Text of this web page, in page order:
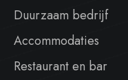
Duurzaam bedrijf
Accommodaties
Restaurant en bar